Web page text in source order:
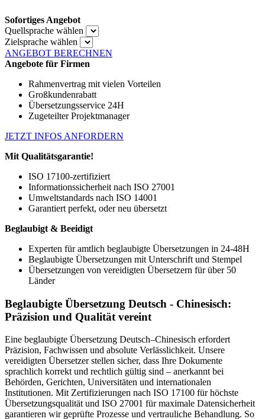
Sofortiges Angebot
Quellsprache wählen
Zielsprache wählen
ANGEBOT BERECHNEN
Angebote für Firmen
Rahmenvertrag mit vielen Vorteilen
Großkundenrabatt
Übersetzungsservice 24H
Zugeteilter Projektmanager
JETZT INFOS ANFORDERN
Mit Qualitätsgarantie!
ISO 17100-zertifiziert
Informationssicherheit nach ISO 27001
Umweltstandards nach ISO 14001
Garantiert perfekt, oder neu übersetzt
Beglaubigt & Beeidigt
Experten für amtlich beglaubigte Übersetzungen in 24-48H
Beglaubigte Übersetzungen mit Unterschrift und Stempel
Übersetzungen von vereidigten Übersetzern für über 50
Länder
Beglaubigte Übersetzung Deutsch - Chinesisch:
Präzision und Qualität vereint
Eine beglaubigte Übersetzung Deutsch–Chinesisch erfordert
Präzision, Fachwissen und absolute Verlässlichkeit. Unsere
vereidigten Übersetzer stellen sicher, dass Ihre Dokumente
sprachlich korrekt und rechtlich gültig sind – anerkannt bei
Behörden, Gerichten, Universitäten und internationalen
Institutionen. Mit Zertifizierungen nach ISO 17100 für höchste
Übersetzungsqualität und ISO 27001 für maximale Datensicherheit
garantieren wir geprüfte Prozesse und vertrauliche Behandlung. So